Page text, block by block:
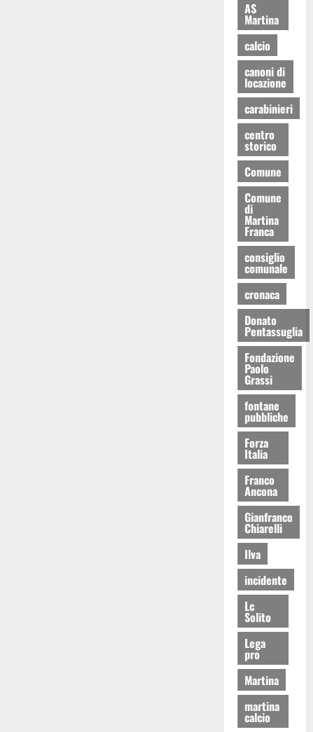
AS
Martina
calcio
canoni di
locazione
carabinieri
centro
storico
Comune
Comune
di
Martina
Franca
consiglio
comunale
cronaca
Donato
Pentassuglia
Fondazione
Paolo
Grassi
fontane
pubbliche
Forza
Italia
Franco
Ancona
Gianfranco
Chiarelli
Ilva
incidente
Lc
Solito
Lega
pro
Martina
martina
calcio